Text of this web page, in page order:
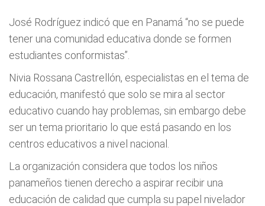
José Rodríguez indicó que en Panamá “no se puede
tener una comunidad educativa donde se formen
estudiantes conformistas”.
Nivia Rossana Castrellón, especialistas en el tema de
educación, manifestó que solo se mira al sector
educativo cuando hay problemas, sin embargo debe
ser un tema prioritario lo que está pasando en los
centros educativos a nivel nacional.
La organización considera que todos los niños
panameños tienen derecho a aspirar recibir una
educación de calidad que cumpla su papel nivelador